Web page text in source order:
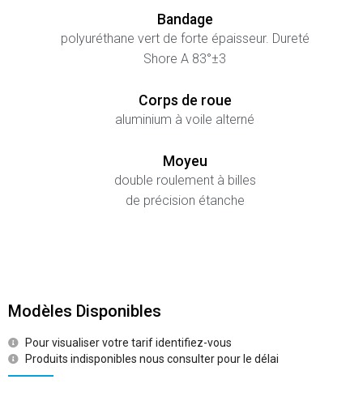
Bandage
polyuréthane vert de forte épaisseur. Dureté
Shore A 83°±3
Corps de roue
aluminium à voile alterné
Moyeu
double roulement à billes
de précision étanche
Modèles Disponibles
Pour visualiser votre tarif identifiez-vous
Produits indisponibles nous consulter pour le délai